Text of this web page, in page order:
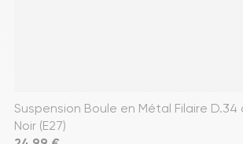
Suspension Boule en Métal Filaire D.34
Noir (E27)